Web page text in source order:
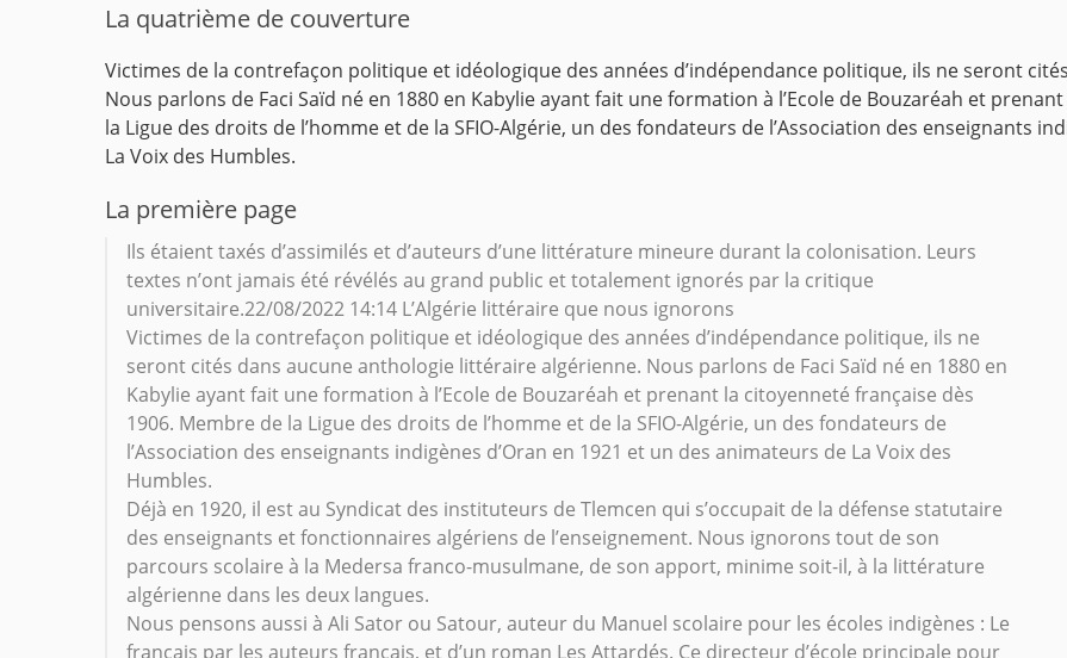
La quatrième de couverture
Victimes de la contrefaçon politique et idéologique des années d’indépendance politique, ils ne seront
Nous parlons de Faci Saïd né en 1880 en Kabylie ayant fait une formation à l’Ecole de Bouzaréah et
la Ligue des droits de l’homme et de la SFIO-Algérie, un des fondateurs de l’Association des enseignants
La Voix des Humbles.
La première page
Ils étaient taxés d’assimilés et d’auteurs d’une littérature mineure durant la colonisation. Leurs
textes n’ont jamais été révélés au grand public et totalement ignorés par la critique
universitaire.22/08/2022 14:14 L’Algérie littéraire que nous ignorons
Victimes de la contrefaçon politique et idéologique des années d’indépendance politique, ils ne
seront cités dans aucune anthologie littéraire algérienne. Nous parlons de Faci Saïd né en 1880 en
Kabylie ayant fait une formation à l’Ecole de Bouzaréah et prenant la citoyenneté française dès
1906. Membre de la Ligue des droits de l’homme et de la SFIO-Algérie, un des fondateurs de
l’Association des enseignants indigènes d’Oran en 1921 et un des animateurs de La Voix des
Humbles.
Déjà en 1920, il est au Syndicat des instituteurs de Tlemcen qui s’occupait de la défense statutaire
des enseignants et fonctionnaires algériens de l’enseignement. Nous ignorons tout de son
parcours scolaire à la Medersa franco-musulmane, de son apport, minime soit-il, à la littérature
algérienne dans les deux langues.
Nous pensons aussi à Ali Sator ou Satour, auteur du Manuel scolaire pour les écoles indigènes : Le
français par les auteurs français, et d’un roman Les Attardés. Ce directeur d’école principale pour